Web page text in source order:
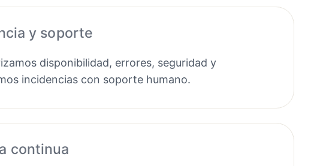
y soporte
disponibilidad, errores, seguridad y
incidencias con soporte humano.
continua